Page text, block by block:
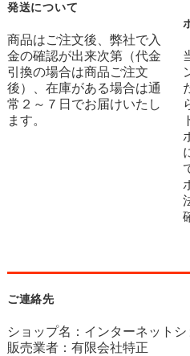
発送について
商品はご注文後、弊社で入
金の確認が出来次第（代金
引換の場合は商品ご注文
後）、在庫がある場合は通
常２～７日でお届けいたし
ます。
ご連絡先
ショップ名：インターネッ
販売業者：有限会社特正